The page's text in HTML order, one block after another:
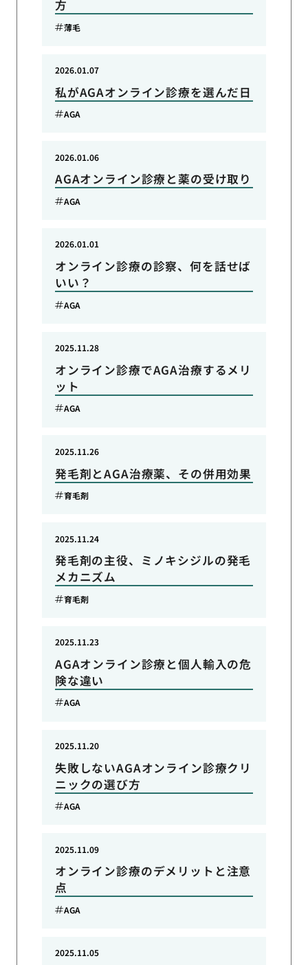
方
薄毛
私がAGAオンライン診療を選んだ日
2026.01.07
AGA
AGAオンライン診療と薬の受け取り
2026.01.06
AGA
オンライン診療の診察、何を話せば
いい？
2026.01.01
AGA
オンライン診療でAGA治療するメリ
ット
2025.11.28
AGA
発毛剤とAGA治療薬、その併用効果
2025.11.26
育毛剤
発毛剤の主役、ミノキシジルの発毛
メカニズム
2025.11.24
育毛剤
AGAオンライン診療と個人輸入の危
険な違い
2025.11.23
AGA
失敗しないAGAオンライン診療クリ
ニックの選び方
2025.11.20
AGA
オンライン診療のデメリットと注意
点
2025.11.09
AGA
2025.11.05